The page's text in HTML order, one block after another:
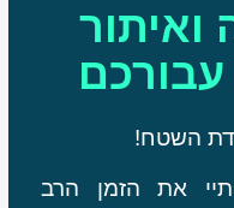
ואיתור
השטח!
את הזמן הרב